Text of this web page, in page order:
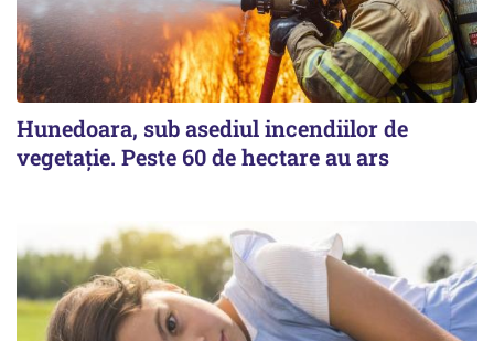
Hunedoara, sub asediul incendiilor de
vegetație. Peste 60 de hectare au ars